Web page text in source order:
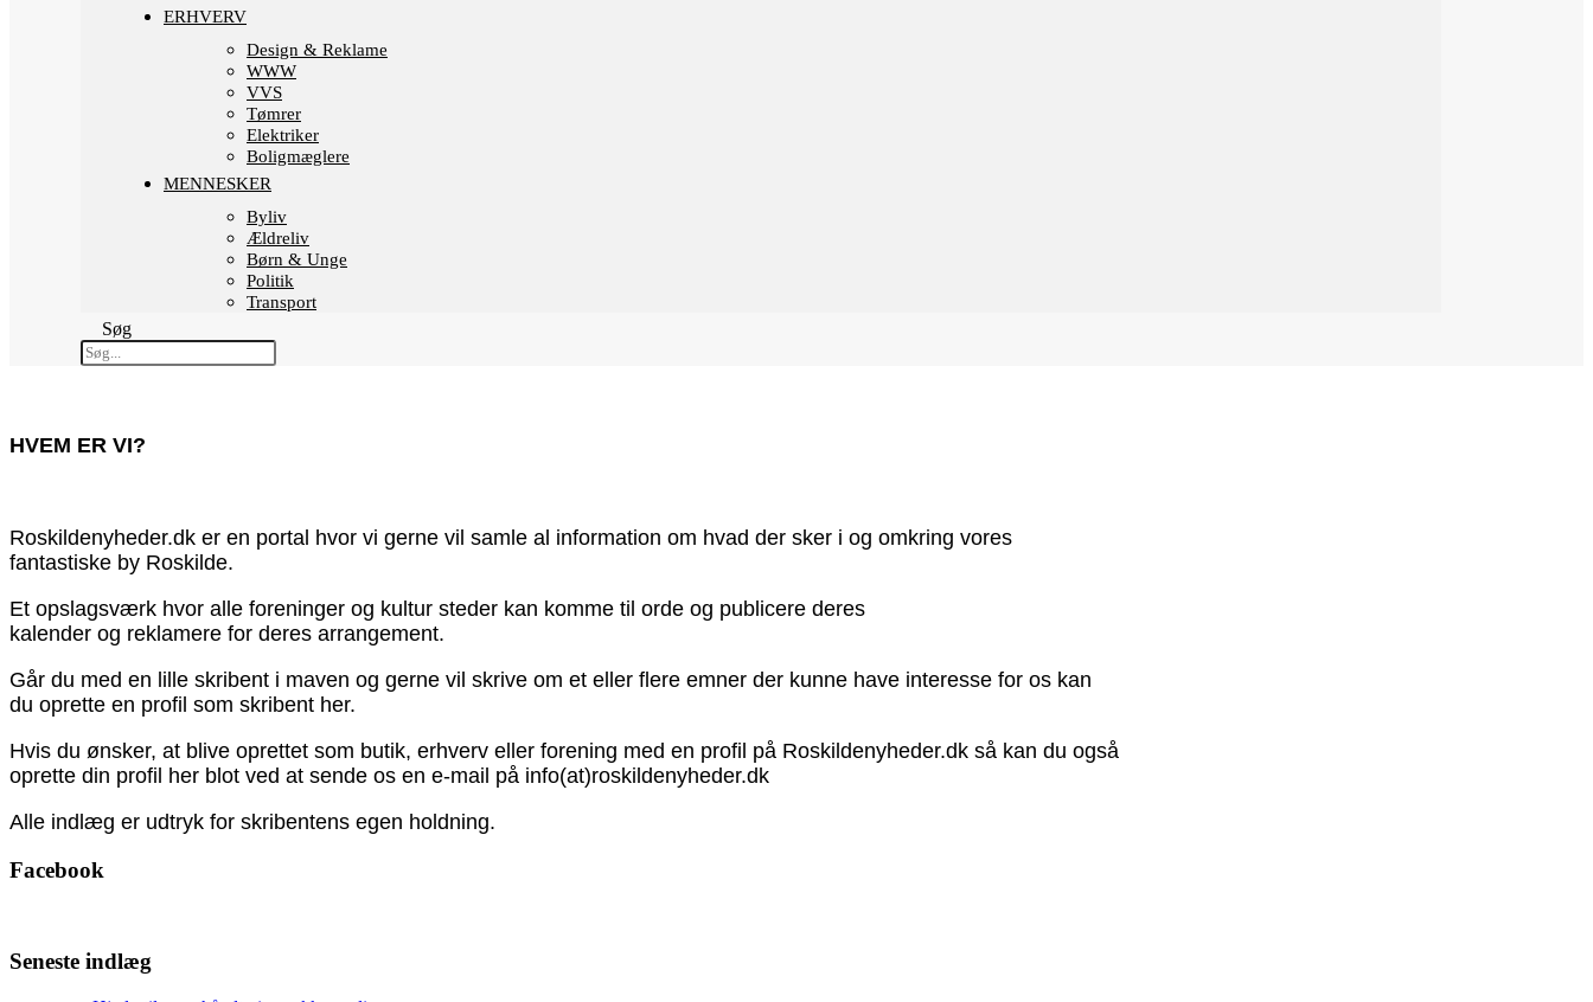
ERHVERV
Design & Reklame
WWW
VVS
Tømrer
Elektriker
Boligmæglere
MENNESKER
Byliv
Ældreliv
Børn & Unge
Politik
Transport
Søg
HVEM ER VI?
Roskildenyheder.dk er en portal hvor vi gerne vil samle al information om hvad der sker i og omkring vores
fantastiske by Roskilde.
Et opslagsværk hvor alle foreninger og kultur steder kan komme til orde og publicere deres
kalender og reklamere for deres arrangement.
Går du med en lille skribent i maven og gerne vil skrive om et eller flere emner der kunne have interesse for os kan
du oprette en profil som skribent her.
Hvis du ønsker, at blive oprettet som butik, erhverv eller forening med en profil på Roskildenyheder.dk så kan du også
oprette din profil her blot ved at sende os en e-mail på info(at)roskildenyheder.dk
Alle indlæg er udtryk for skribentens egen holdning.
Facebook
Seneste indlæg